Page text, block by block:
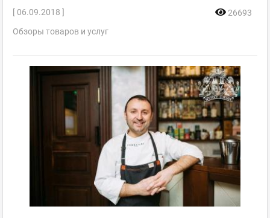
[ 06.09.2018 ]
26693
Обзоры товаров и услуг